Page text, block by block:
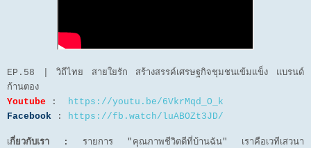
EP.58 | วิถีไทย สายใยรัก สร้างสรรค์เศรษฐกิจชุมชนเข้มแข็ง แบรนด์
ก้านตอง
Youtube : https://youtu.be/6VkrMqd_O_k
Facebook : https://fb.watch/luABOZt3JD/
เกี่ยวกับเรา :
รายการ "คุณภาพชีวิตดีที่บ้านฉัน" เราคือเวทีเสวนา